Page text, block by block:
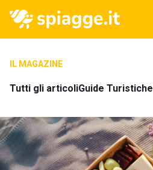
IL MAGAZINE
Tutti gli articoliGuide Turistiche